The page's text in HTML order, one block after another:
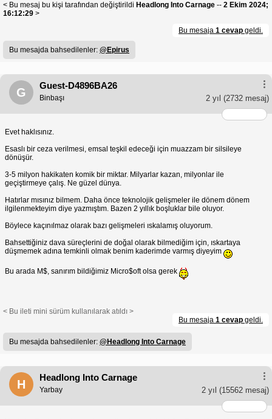
< Bu mesaj bu kişi tarafından değiştirildi Headlong Into Carnage -- 2 Ekim 2024;
16:12:29 >
Bu mesaja 1 cevap geldi.
Bu mesajda bahsedilenler: @Epirus
G
Guest-D4896BA26
2 yıl (2732 mesaj)
Binbaşı
Evet haklısınız.
Esaslı bir ceza verilmesi, emsal teşkil edeceği için muazzam bir silsileye
dönüşür.
3-5 milyon hakikaten komik bir miktar. Milyarlar kazan, milyonlar ile
geçiştirmeye çalış. Ne güzel dünya.
Hatırlar mısınız bilmem. Daha önce teknolojik gelişmeler ile dönem dönem
ilgilenmekteyim diye yazmıştım. Bazen 2 yıllık boşluklar bile oluyor.
Böylece kaçınılmaz olarak bazı gelişmeleri ıskalamış oluyorum.
Bahsettiğiniz dava süreçlerini de doğal olarak bilmediğim için, ıskartaya
düşmemek adına temkinli olmak benim kaderimde varmış diyeyim
Bu arada M$, sanırım bildiğimiz Micro$oft olsa gerek
< Bu ileti mini sürüm kullanılarak atıldı >
Bu mesaja 1 cevap geldi.
Bu mesajda bahsedilenler: @Headlong Into Carnage
H
Headlong Into Carnage
2 yıl (15562 mesaj)
Yarbay